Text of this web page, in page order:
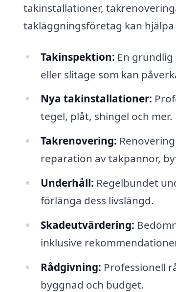
takinstallationer,
takläggningsföretag kan hjälpa
Takinspektion: En
eller slitage som kan
Nya takinstallationer:
tegel, plåt, shingel och mer.
Takrenovering:
reparation av takpannor,
Underhåll: Regelbundet
förlänga dess livslängd.
Skadeutvärdering:
inklusive
Rådgivning: Professionell
byggnad och budget.